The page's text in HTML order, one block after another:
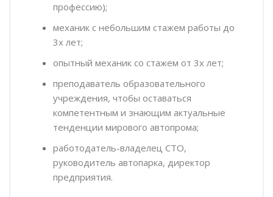
профессию);
механик с небольшим стажем работы до
3х лет;
опытный механик со стажем от 3х лет;
преподаватель образовательного
учреждения, чтобы оставаться
компетентным и знающим актуальные
тенденции мирового автопрома;
работодатель-владелец СТО,
руководитель автопарка, директор
предприятия.